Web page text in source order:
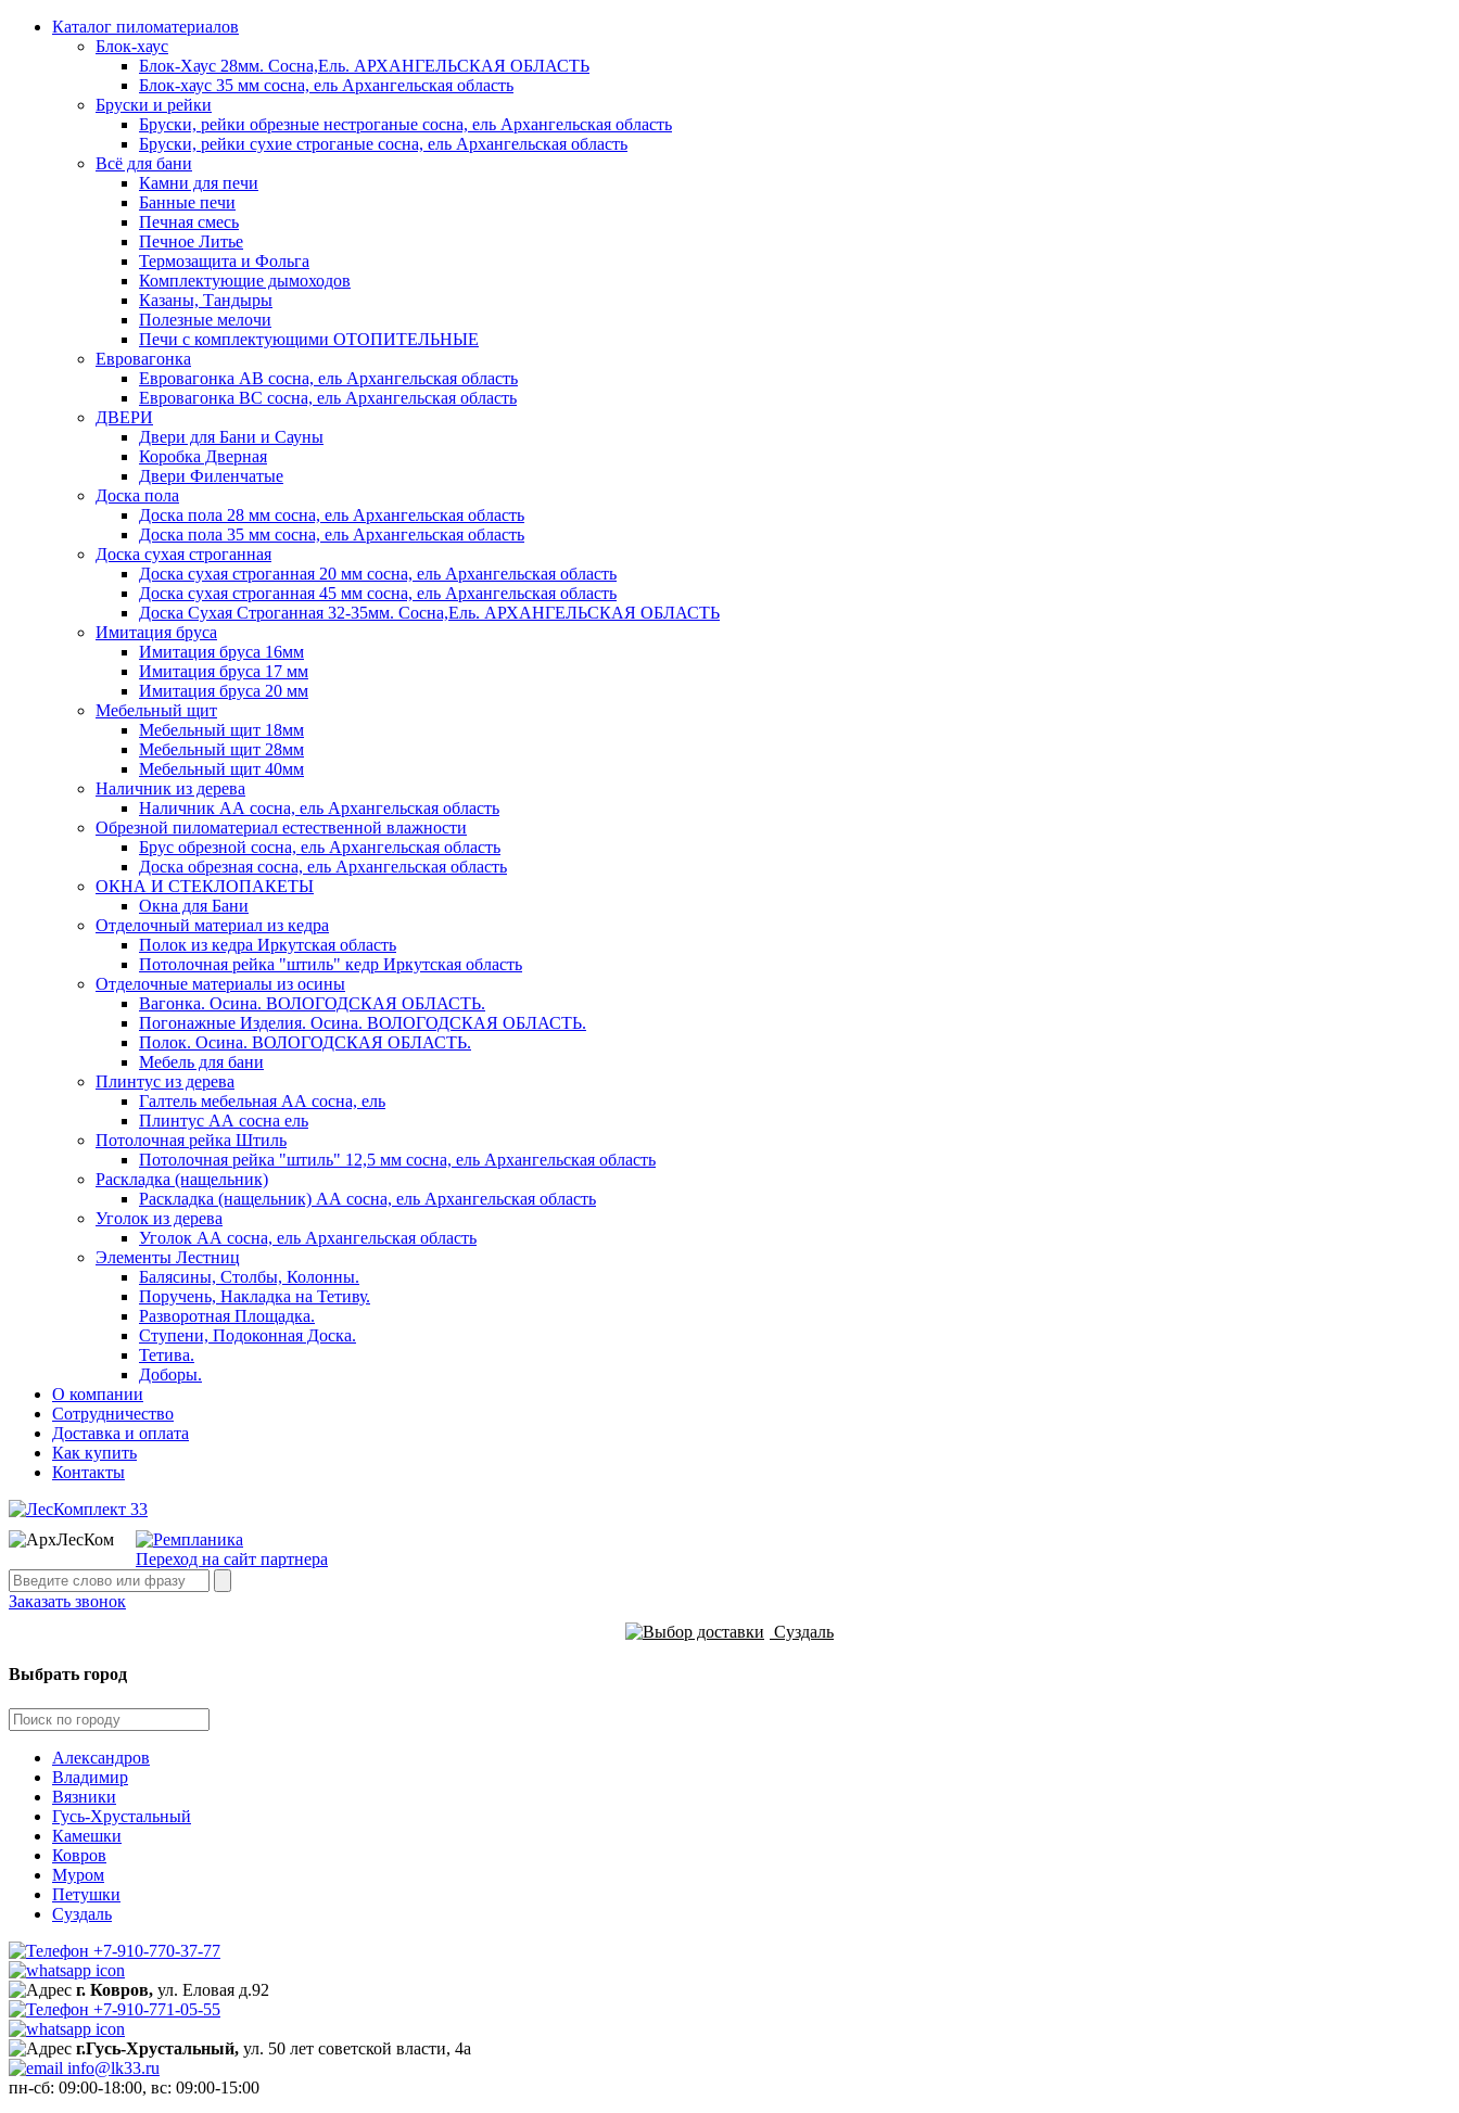
Каталог пиломатериалов
Блок-хаус
Блок-Хаус 28мм. Сосна,Ель. АРХАНГЕЛЬСКАЯ ОБЛАСТЬ
Блок-хаус 35 мм сосна, ель Архангельская область
Бруски и рейки
Бруски, рейки обрезные нестроганые сосна, ель Архангельская область
Бруски, рейки сухие строганые сосна, ель Архангельская область
Всё для бани
Камни для печи
Банные печи
Печная смесь
Печное Литье
Термозащита и Фольга
Комплектующие дымоходов
Казаны, Тандыры
Полезные мелочи
Печи с комплектующими ОТОПИТЕЛЬНЫЕ
Евровагонка
Евровагонка АВ сосна, ель Архангельская область
Евровагонка ВС сосна, ель Архангельская область
ДВЕРИ
Двери для Бани и Сауны
Коробка Дверная
Двери Филенчатые
Доска пола
Доска пола 28 мм сосна, ель Архангельская область
Доска пола 35 мм сосна, ель Архангельская область
Доска сухая строганная
Доска сухая строганная 20 мм сосна, ель Архангельская область
Доска сухая строганная 45 мм сосна, ель Архангельская область
Доска Сухая Строганная 32-35мм. Сосна,Ель. АРХАНГЕЛЬСКАЯ ОБЛАСТЬ
Имитация бруса
Имитация бруса 16мм
Имитация бруса 17 мм
Имитация бруса 20 мм
Мебельный щит
Мебельный щит 18мм
Мебельный щит 28мм
Мебельный щит 40мм
Наличник из дерева
Наличник АА сосна, ель Архангельская область
Обрезной пиломатериал естественной влажности
Брус обрезной сосна, ель Архангельская область
Доска обрезная сосна, ель Архангельская область
ОКНА И СТЕКЛОПАКЕТЫ
Окна для Бани
Отделочный материал из кедра
Полок из кедра Иркутская область
Потолочная рейка "штиль" кедр Иркутская область
Отделочные материалы из осины
Вагонка. Осина. ВОЛОГОДСКАЯ ОБЛАСТЬ.
Погонажные Изделия. Осина. ВОЛОГОДСКАЯ ОБЛАСТЬ.
Полок. Осина. ВОЛОГОДСКАЯ ОБЛАСТЬ.
Мебель для бани
Плинтус из дерева
Галтель мебельная АА сосна, ель
Плинтус АА сосна ель
Потолочная рейка Штиль
Потолочная рейка "штиль" 12,5 мм сосна, ель Архангельская область
Раскладка (нащельник)
Раскладка (нащельник) АА сосна, ель Архангельская область
Уголок из дерева
Уголок АА сосна, ель Архангельская область
Элементы Лестниц
Балясины, Столбы, Колонны.
Поручень, Накладка на Тетиву.
Разворотная Площадка.
Ступени, Подоконная Доска.
Тетива.
Доборы.
О компании
Сотрудничество
Доставка и оплата
Как купить
Контакты
Переход на сайт партнера
Заказать звонок
Суздаль
Выбрать город
Александров
Владимир
Вязники
Гусь-Хрустальный
Камешки
Ковров
Муром
Петушки
Суздаль
+7-910-770-37-77
г. Ковров, ул. Еловая д.92
+7-910-771-05-55
г.Гусь-Хрустальный, ул. 50 лет советской власти, 4а
info@lk33.ru
пн-сб: 09:00-18:00, вс: 09:00-15:00